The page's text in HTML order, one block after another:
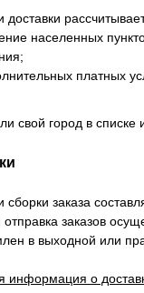
доставки
населенных
платных
свой город в списке
сборки заказа
заказов
в выходной или
информация о